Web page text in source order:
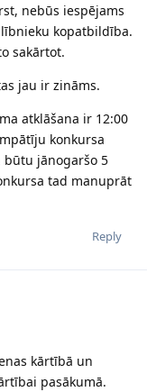
nebūs iespējams
kopatbildība.
sakārtot.
jau ir zināms.
atklāšana ir 12:00
konkursa
būtu jānogaršo 5
tad manuprāt
Reply
kārtībā un
pasākumā.